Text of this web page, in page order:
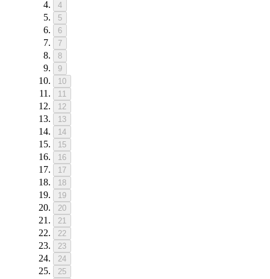
4
5
6
7
8
9
10
11
12
13
14
15
16
17
18
19
20
21
22
23
24
25